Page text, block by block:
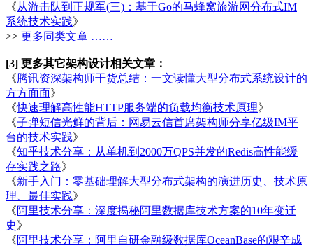
《从游击队到正规军(三)：基于Go的马蜂窝旅游网分布式IM
系统技术实践》
>> 更多同类文章 ……
[3] 更多其它架构设计相关文章：
《腾讯资深架构师干货总结：一文读懂大型分布式系统设计的
方方面面》
《快速理解高性能HTTP服务端的负载均衡技术原理》
《子弹短信光鲜的背后：网易云信首席架构师分享亿级IM平
台的技术实践》
《知乎技术分享：从单机到2000万QPS并发的Redis高性能缓
存实践之路》
《新手入门：零基础理解大型分布式架构的演进历史、技术原
理、最佳实践》
《阿里技术分享：深度揭秘阿里数据库技术方案的10年变迁
史》
《阿里技术分享：阿里自研金融级数据库OceanBase的艰辛成